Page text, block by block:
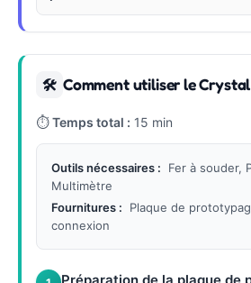
🛠 Comment utiliser le
⏱Temps total : 15 min
Outils nécessaires :
Fer à souder,
Multimètre
Fournitures :
Plaque de
connexion